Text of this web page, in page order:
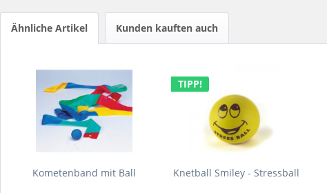
Ähnliche Artikel Kunden kauften auch
Kometenband mit Ball
TIPP!
Knetball Smiley - Stressball